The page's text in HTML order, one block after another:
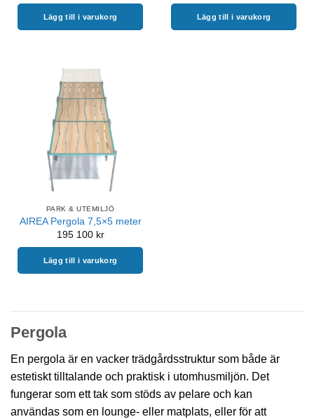
Lägg till i varukorg Lägg till i varukorg
PARK & UTEMILJÖ
AIREA Pergola 7,5×5 meter
195 100 kr
Lägg till i varukorg
Pergola
En pergola är en vacker trädgårdsstruktur som både är
estetiskt tilltalande och praktisk i utomhusmiljön. Det
fungerar som ett tak som stöds av pelare och kan
användas som en lounge- eller matplats, eller för att